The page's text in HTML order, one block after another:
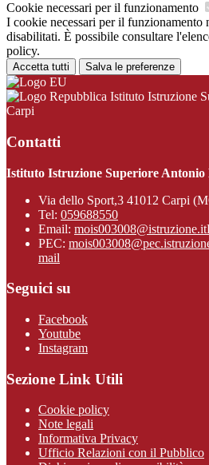
Cookie necessari per il funzionamento
I cookie necessari per il funzionamento
disabilitati. È possibile consultare
policy.
Accetta tutti Salva le preferenze
Istituto Istruzione
Carpi
Contatti
Istituto Istruzione Superiore
Via dello Sport,3 41012 Carpi
Tel: 059688550
Email: mois003008@istruzione.it
PEC:
mail
Seguici su
Facebook
Youtube
Instagram
Sezione Link Utili
Cookie policy
Note legali
Informativa Privacy
Ufficio Relazioni con il Pubblico